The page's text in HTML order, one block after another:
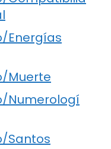
Energías
Muerte
Numerologí
Santos